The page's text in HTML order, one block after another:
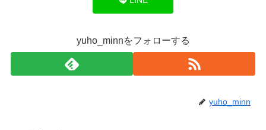
yuho_minnをフォローする
yuho_minn